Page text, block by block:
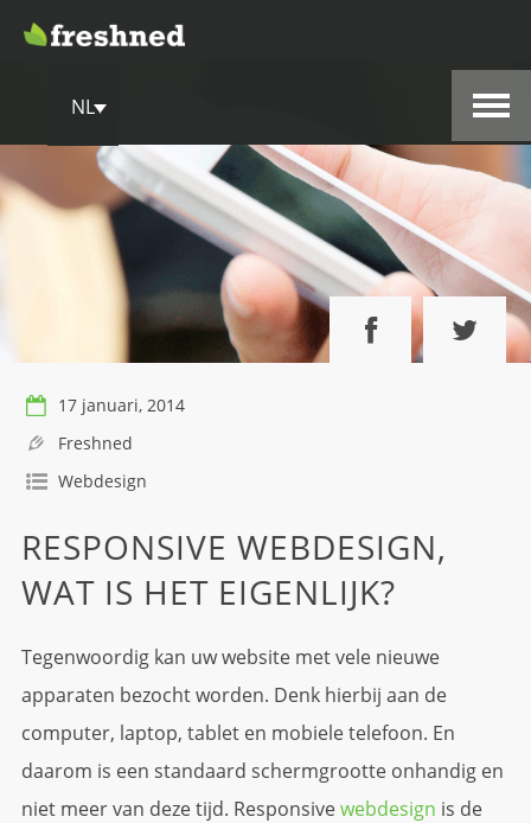
NL
17 januari, 2014
Freshned
Webdesign
RESPONSIVE WEBDESIGN,
WAT IS HET EIGENLIJK?
Tegenwoordig kan uw website met vele nieuwe
apparaten bezocht worden. Denk hierbij aan de
computer, laptop, tablet en mobiele telefoon. En
daarom is een standaard schermgrootte onhandig en
niet meer van deze tijd. Responsivewebdesign is de